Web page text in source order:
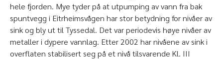
hele fjorden. Mye tyder på at utpumping av vann fra bak
spuntvegg i Eitrheimsvågen har stor betydning for nivåer av
sink og bly ut til Tyssedal. Det var periodevis høye nivåer av
metaller i dypere vannlag. Etter 2002 har nivåene av sink i
overflaten stabilisert seg på et nivå tilsvarende Kl. III